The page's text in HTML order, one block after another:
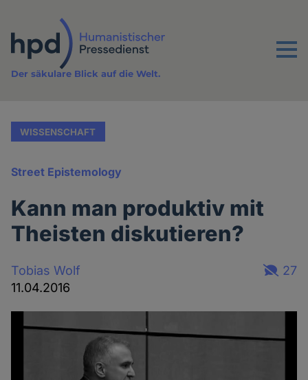
Inhalt
Menu
Der säkulare Blick auf die Welt.
WISSENSCHAFT
Street Epistemology
Kann man produktiv mit
Theisten diskutieren?
Tobias Wolf
11.04.2016
27